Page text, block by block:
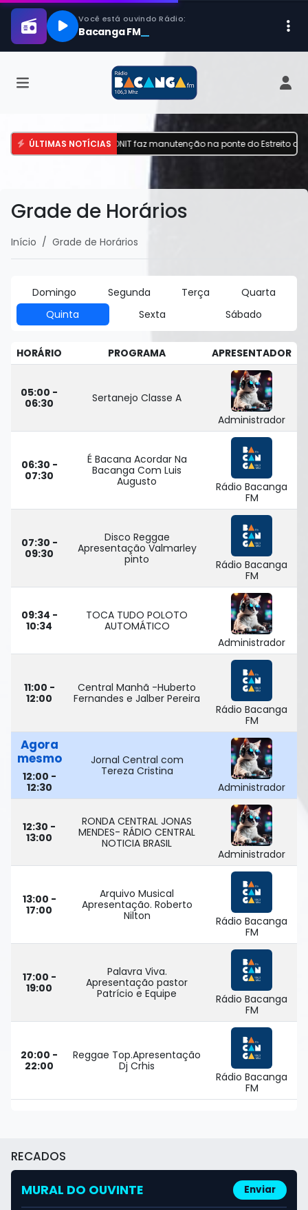
ÚLTIMAS NOTÍCIAS
em Goiás • DNIT faz manutenção na ponte do Estreito dos
Grade de Horários
Início Grade de Horários
Domingo Segunda Terça
Quarta
Quinta
Sexta Sábado
HORÁRIO PROGRAMA APRESENTADOR
05:00 -
06:30
Sertanejo Classe A
Administrador
06:30 -
07:30
É Bacana Acordar Na
Bacanga Com Luis
Augusto
Rádio Bacanga
FM
07:30 -
09:30
Disco Reggae
Apresentação Valmarley
pinto
Rádio Bacanga
FM
09:34 -
10:34
TOCA TUDO POLOTO
AUTOMÁTICO
Administrador
11:00 -
12:00
Central Manhã -Huberto
Fernandes e Jalber Pereira
Rádio Bacanga
FM
Agora
mesmo
12:00 -
12:30
Jornal Central com
Tereza Cristina
Administrador
12:30 -
13:00
RONDA CENTRAL JONAS
MENDES- RÁDIO CENTRAL
NOTICIA BRASIL
Administrador
13:00 -
17:00
Arquivo Musical
Apresentação. Roberto
Nilton
Rádio Bacanga
FM
17:00 -
19:00
Palavra Viva.
Apresentação pastor
Patrício e Equipe
Rádio Bacanga
FM
20:00 -
22:00
Reggae Top.Apresentação
Dj Crhis
Rádio Bacanga
FM
RECADOS
MURAL DO OUVINTE Enviar
Cleiton Borges
Mariana Vieira
Minha caixinha de som fica ligada direto na
"SUA RÁDIO". A minha melhor companhia!